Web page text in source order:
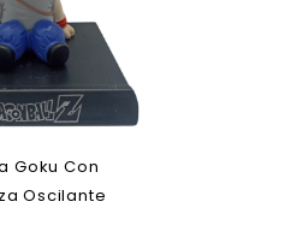
Goku Con
Oscilante